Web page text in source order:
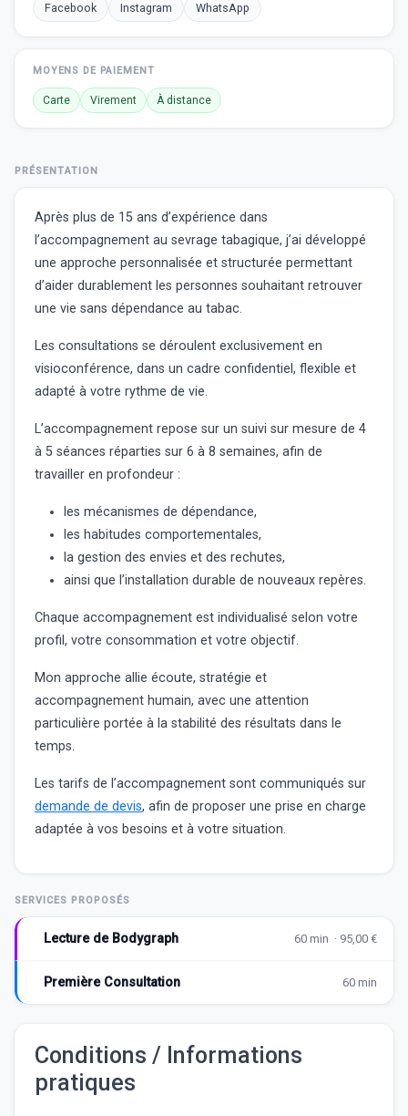
PRÉSENTATION
Après plus de 15 ans d’expérience dans
l’accompagnement au sevrage tabagique, j’ai développé
une approche personnalisée et structurée permettant
d’aider durablement les personnes souhaitant retrouver
une vie sans dépendance au tabac.
Les consultations se déroulent exclusivement en
visioconférence, dans un cadre confidentiel, flexible et
adapté à votre rythme de vie.
L’accompagnement repose sur un suivi sur mesure de 4
à 5 séances réparties sur 6 à 8 semaines, afin de
travailler en profondeur :
les mécanismes de dépendance,
les habitudes comportementales,
la gestion des envies et des rechutes,
ainsi que l’installation durable de nouveaux repères.
Chaque accompagnement est individualisé selon votre
profil, votre consommation et votre objectif.
Mon approche allie écoute, stratégie et
accompagnement humain, avec une attention
particulière portée à la stabilité des résultats dans le
temps.
Les tarifs de l’accompagnement sont communiqués sur
demande de devis, afin de proposer une prise en charge
adaptée à vos besoins et à votre situation.
SERVICES PROPOSÉS
Lecture de Bodygraph 60 min · 95,00 €
Première Consultation 60 min
Conditions / Informations
pratiques
Facebook Instagram WhatsApp
MOYENS DE PAIEMENT
Carte Virement À distance